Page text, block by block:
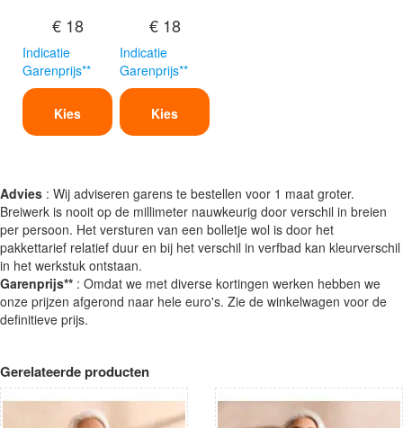
€ 18
Indicatie
Garenprijs**
Kies
€ 18
Indicatie
Garenprijs**
Kies
Advies : Wij adviseren garens te bestellen voor 1 maat groter.
Breiwerk is nooit op de millimeter nauwkeurig door verschil in breien
per persoon. Het versturen van een bolletje wol is door het
pakkettarief relatief duur en bij het verschil in verfbad kan kleurverschil
in het werkstuk ontstaan.
Garenprijs** : Omdat we met diverse kortingen werken hebben we
onze prijzen afgerond naar hele euro's. Zie de winkelwagen voor de
definitieve prijs.
Gerelateerde producten